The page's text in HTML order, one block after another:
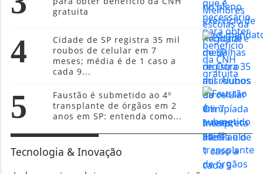
anos em SP: entenda como...
Tecnologia & Inovação
Lula sanciona lei que aumenta punição a
crimes digitais contra crianças
Astronautas usam celular no espaço e
registram imagens inéditas
Saiba como reforçar a segurança do seu
Whatsapp e evitar golpes